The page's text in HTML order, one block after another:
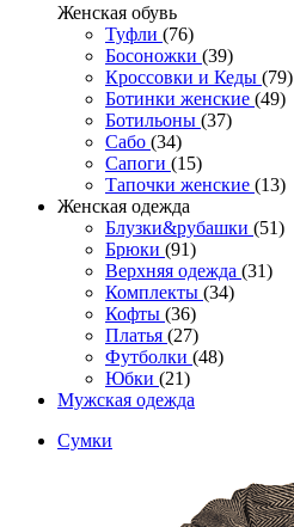
Женcкая обувь
Туфли (76)
Босоножки (39)
Кроссовки и Кеды (79)
Ботинки женские (49)
Ботильоны (37)
Сабо (34)
Сапоги (15)
Тапочки женские (13)
Женская одежда
Блузки&рубашки (51)
Брюки (91)
Верхняя одежда (31)
Комплекты (34)
Кофты (36)
Платья (27)
Футболки (48)
Юбки (21)
Мужская одежда
Сумки